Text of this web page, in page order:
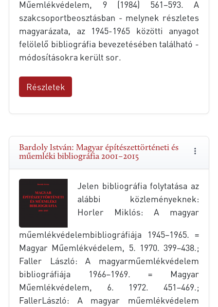
Műemlékvédelem, 9 (1984) 561–593. A
szakcsoportbeosztásban - melynek részletes
magyarázata, az 1945-1965 közötti anyagot
felölelő bibliográfia bevezetésében található -
módosításokra került sor.
Részletek
Bardoly István: Magyar építészettörténeti és
műemléki bibliográfia 2001–2015
Jelen bibliográfia folytatása az
alábbi közleményeknek:
Horler Miklós: A magyar
műemlékvédelembibliográfiája 1945–1965. =
Magyar Műemlékvédelem, 5. 1970. 399–438.;
Faller László: A magyarműemlékvédelem
bibliográfiája 1966–1969. = Magyar
Műemlékvédelem, 6. 1972. 451–469.;
FallerLászló: A magyar műemlékvédelem